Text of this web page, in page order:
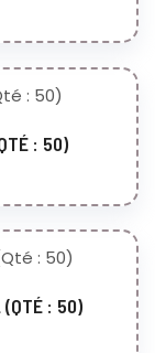
: 50)
(QTÉ : 50)